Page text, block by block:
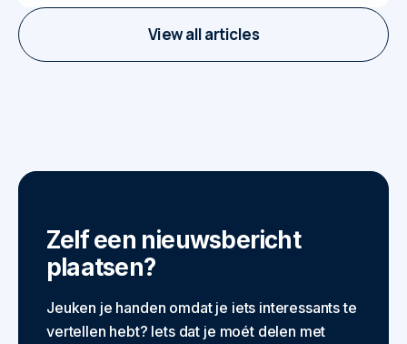
View all articles
Zelf een nieuwsbericht
plaatsen?
Jeuken je handen omdat je iets interessants te
vertellen hebt? Iets dat je moét delen met